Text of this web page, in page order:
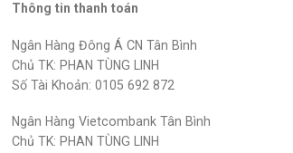
Thông tin thanh toán
Ngân Hàng Đông Á CN Tân Bình
Chủ TK: PHAN TÙNG LINH
Số Tài Khoản: 0105 692 872
Ngân Hàng Vietcombank Tân Bình
Chủ TK: PHAN TÙNG LINH